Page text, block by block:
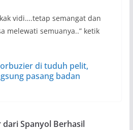
vidi….tetap semangat dan
melewati semuanya..” ketik
di tuduh pelit,
pasang badan
Spanyol Berhasil